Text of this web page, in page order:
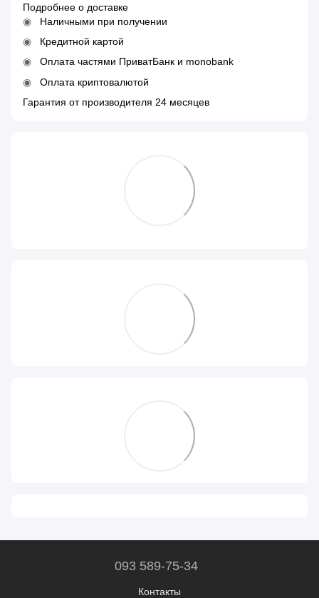
Подробнее о доставке
Наличными при получении
Кредитной картой
Оплата частями ПриватБанк и monobank
Оплата криптовалютой
Гарантия от производителя 24 месяцев
093 589-75-34
Контакты